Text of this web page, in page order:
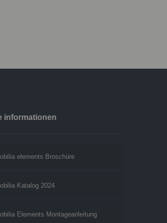
informationen
elements Broschüre
Katalog 2024
Elements Montageanleitung